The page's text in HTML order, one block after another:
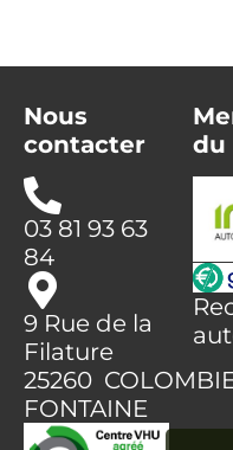
Nous
contacter
03 81 93 63
84
9 Rue de la
Filature
25260
FONTAINE
du